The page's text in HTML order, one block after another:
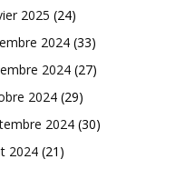
2025 (24)
2024 (33)
2024 (27)
2024 (29)
2024 (30)
2024 (21)